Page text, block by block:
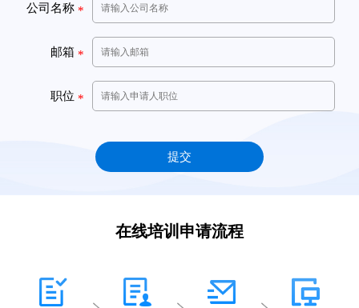
公司名称 *
邮箱 *
职位 *
在线培训申请流程